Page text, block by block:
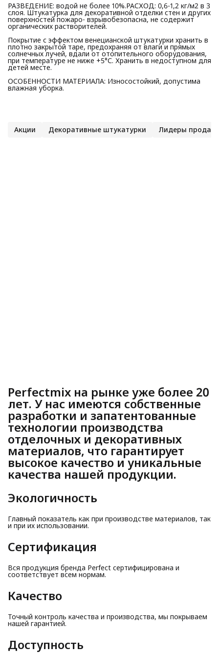
РАЗВЕДЕНИЕ: водой не более 10%.РАСХОД: 0,6-1,2 кг/м2 в 3
слоя. Штукатурка для декоративной отделки стен и других
поверхностей пожаро- взрывобезопасна, не содержит
органических растворителей.
Покрытие с эффектом венецианской штукатурки хранить в
плотно закрытой таре, предохраняя от влаги и прямых
солнечных лучей, вдали от отопительного оборудования,
при температуре не ниже +5°С. Хранить в недоступном для
детей месте.
ОСОБЕННОСТИ МАТЕРИАЛА: Износостойкий, допустима
влажная уборка.
Акции Декоративные штукатурки Лидеры продаж
Perfectmix на рынке уже более 20
лет. У нас имеются собственные
разработки и запатентованные
технологии производства
отделочных и декоративных
материалов, что гарантирует
высокое качество и уникальные
качества нашей продукции.
Экологичность
Главный показатель как при производстве материалов, так
и при их использовании.
Сертификация
Вся продукция бренда Perfect сертифицирована и
соответствует всем нормам.
Качество
Точный контроль качества и производства, мы покрываем
нашей гарантией.
Доступность